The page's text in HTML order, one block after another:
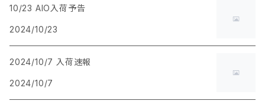
10/23 AIO入荷予告
2024/10/23
2024/10/7 入荷速報
2024/10/7